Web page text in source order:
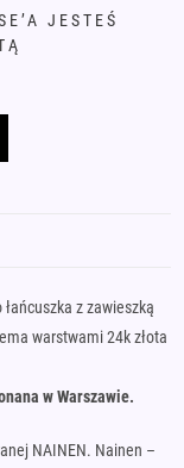
JESTEŚ
z zawieszką
warstwami 24k złota
w Warszawie.
NAINEN. Nainen –